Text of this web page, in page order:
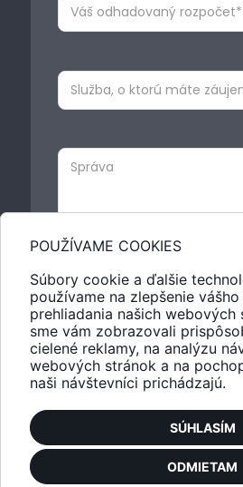
POUŽÍVAME COOKIES
Súbory cookie a ďalšie
používame na zlepšenie
prehliadania našich
sme vám zobrazovali
cielené reklamy, na analýzu
webových stránok a na
naši návštevníci prichádzajú.
SÚHLASÍM
ODMIETAM